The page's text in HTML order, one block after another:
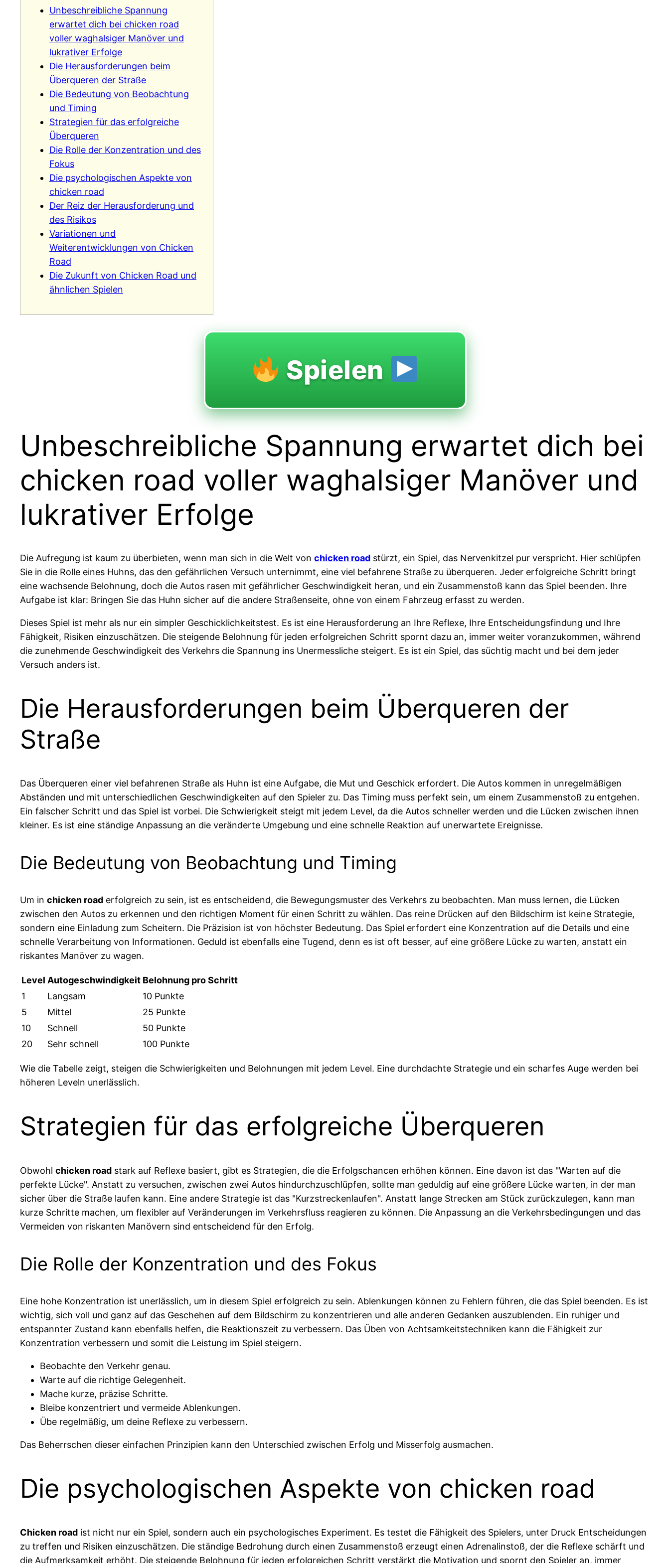
Unbeschreibliche Spannung
erwartet dich bei chicken road
voller waghalsiger Manöver und
lukrativer Erfolge
Die Herausforderungen beim
Überqueren der Straße
Die Bedeutung von Beobachtung
und Timing
Strategien für das erfolgreiche
Überqueren
Die Rolle der Konzentration und des
Fokus
Die psychologischen Aspekte von
chicken road
Der Reiz der Herausforderung und
des Risikos
Variationen und
Weiterentwicklungen von Chicken
Road
Die Zukunft von Chicken Road und
ähnlichen Spielen
Spielen
Unbeschreibliche Spannung erwartet dich bei
chicken road voller waghalsiger Manöver und
lukrativer Erfolge
Die Aufregung ist kaum zu überbieten, wenn man sich in die Welt von chicken road stürzt, ein Spiel, das Nervenkitzel pur verspricht. Hier schlüpfen
Sie in die Rolle eines Huhns, das den gefährlichen Versuch unternimmt, eine viel befahrene Straße zu überqueren. Jeder erfolgreiche Schritt bringt
eine wachsende Belohnung, doch die Autos rasen mit gefährlicher Geschwindigkeit heran, und ein Zusammenstoß kann das Spiel beenden. Ihre
Aufgabe ist klar: Bringen Sie das Huhn sicher auf die andere Straßenseite, ohne von einem Fahrzeug erfasst zu werden.
Dieses Spiel ist mehr als nur ein simpler Geschicklichkeitstest. Es ist eine Herausforderung an Ihre Reflexe, Ihre Entscheidungsfindung und Ihre
Fähigkeit, Risiken einzuschätzen. Die steigende Belohnung für jeden erfolgreichen Schritt spornt dazu an, immer weiter voranzukommen, während
die zunehmende Geschwindigkeit des Verkehrs die Spannung ins Unermessliche steigert. Es ist ein Spiel, das süchtig macht und bei dem jeder
Versuch anders ist.
Die Herausforderungen beim Überqueren der
Straße
Das Überqueren einer viel befahrenen Straße als Huhn ist eine Aufgabe, die Mut und Geschick erfordert. Die Autos kommen in unregelmäßigen
Abständen und mit unterschiedlichen Geschwindigkeiten auf den Spieler zu. Das Timing muss perfekt sein, um einem Zusammenstoß zu entgehen.
Ein falscher Schritt und das Spiel ist vorbei. Die Schwierigkeit steigt mit jedem Level, da die Autos schneller werden und die Lücken zwischen ihnen
kleiner. Es ist eine ständige Anpassung an die veränderte Umgebung und eine schnelle Reaktion auf unerwartete Ereignisse.
Die Bedeutung von Beobachtung und Timing
Um in chicken road erfolgreich zu sein, ist es entscheidend, die Bewegungsmuster des Verkehrs zu beobachten. Man muss lernen, die Lücken
zwischen den Autos zu erkennen und den richtigen Moment für einen Schritt zu wählen. Das reine Drücken auf den Bildschirm ist keine Strategie,
sondern eine Einladung zum Scheitern. Die Präzision ist von höchster Bedeutung. Das Spiel erfordert eine Konzentration auf die Details und eine
schnelle Verarbeitung von Informationen. Geduld ist ebenfalls eine Tugend, denn es ist oft besser, auf eine größere Lücke zu warten, anstatt ein
riskantes Manöver zu wagen.
Level Autogeschwindigkeit Belohnung pro Schritt
1
Langsam
10 Punkte
5
Mittel
25 Punkte
10
Schnell
50 Punkte
20
Sehr schnell 100 Punkte
Wie die Tabelle zeigt, steigen die Schwierigkeiten und Belohnungen mit jedem Level. Eine durchdachte Strategie und ein scharfes Auge werden bei
höheren Leveln unerlässlich.
Strategien für das erfolgreiche Überqueren
Obwohl chicken road stark auf Reflexe basiert, gibt es Strategien, die die Erfolgschancen erhöhen können. Eine davon ist das "Warten auf die
perfekte Lücke". Anstatt zu versuchen, zwischen zwei Autos hindurchzuschlüpfen, sollte man geduldig auf eine größere Lücke warten, in der man
sicher über die Straße laufen kann. Eine andere Strategie ist das "Kurzstreckenlaufen". Anstatt lange Strecken am Stück zurückzulegen, kann man
kurze Schritte machen, um flexibler auf Veränderungen im Verkehrsfluss reagieren zu können. Die Anpassung an die Verkehrsbedingungen und das
Vermeiden von riskanten Manövern sind entscheidend für den Erfolg.
Die Rolle der Konzentration und des Fokus
Eine hohe Konzentration ist unerlässlich, um in diesem Spiel erfolgreich zu sein. Ablenkungen können zu Fehlern führen, die das Spiel beenden. Es ist
wichtig, sich voll und ganz auf das Geschehen auf dem Bildschirm zu konzentrieren und alle anderen Gedanken auszublenden. Ein ruhiger und
entspannter Zustand kann ebenfalls helfen, die Reaktionszeit zu verbessern. Das Üben von Achtsamkeitstechniken kann die Fähigkeit zur
Konzentration verbessern und somit die Leistung im Spiel steigern.
Beobachte den Verkehr genau.
Warte auf die richtige Gelegenheit.
Mache kurze, präzise Schritte.
Bleibe konzentriert und vermeide Ablenkungen.
Übe regelmäßig, um deine Reflexe zu verbessern.
Das Beherrschen dieser einfachen Prinzipien kann den Unterschied zwischen Erfolg und Misserfolg ausmachen.
Die psychologischen Aspekte von chicken road
Chicken road ist nicht nur ein Spiel, sondern auch ein psychologisches Experiment. Es testet die Fähigkeit des Spielers, unter Druck Entscheidungen
zu treffen und Risiken einzuschätzen. Die ständige Bedrohung durch einen Zusammenstoß erzeugt einen Adrenalinstoß, der die Reflexe schärft und
die Aufmerksamkeit erhöht. Die steigende Belohnung für jeden erfolgreichen Schritt verstärkt die Motivation und spornt den Spieler an, immer